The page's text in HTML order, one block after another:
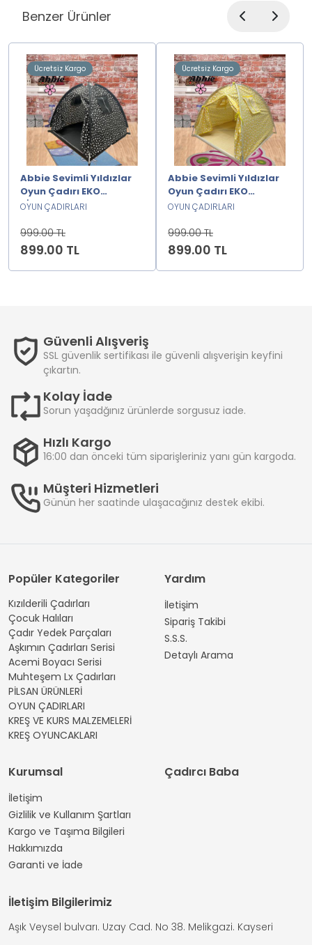
Benzer Ürünler
Ücretsiz Kargo
Abbie Sevimli Yıldızlar
Oyun Çadırı EKO
SİYAH2222222
OYUN ÇADIRLARI
999.00 TL
899.00 TL
Ücretsiz Kargo
Abbie Sevimli Yıldızlar
Oyun Çadırı EKO
SARI2222222
OYUN ÇADIRLARI
999.00 TL
899.00 TL
Güvenli Alışveriş
SSL güvenlik sertifikası ile güvenli alışverişin keyfini
çıkartın.
Kolay İade
Sorun yaşadğınız ürünlerde sorgusuz iade.
Hızlı Kargo
16:00 dan önceki tüm siparişleriniz yanı gün kargoda.
Müşteri Hizmetleri
Günün her saatinde ulaşacağınız destek ekibi.
Popüler Kategoriler
Kızılderili Çadırları
Çocuk Halıları
Çadır Yedek Parçaları
Aşkımın Çadırları Serisi
Acemi Boyacı Serisi
Muhteşem Lx Çadırları
PİLSAN ÜRÜNLERİ
OYUN ÇADIRLARI
KREŞ VE KURS MALZEMELERİ
KREŞ OYUNCAKLARI
Yardım
İletişim
Sipariş Takibi
S.S.S.
Detaylı Arama
Kurumsal
İletişim
Gizlilik ve Kullanım Şartları
Kargo ve Taşıma Bilgileri
Hakkımızda
Garanti ve İade
Çadırcı Baba
İletişim Bilgilerimiz
Aşık Veysel bulvarı. Uzay Cad. No 38. Melikgazi. Kayseri